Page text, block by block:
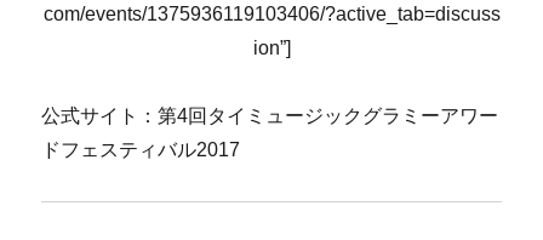
com/events/1375936119103406/?active_tab=discuss
ion”]
公式サイト：第4回タイミュージックグラミーアワー
ドフェスティバル2017